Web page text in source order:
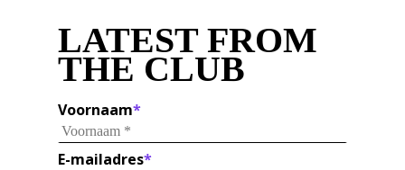
LATEST FROM
THE CLUB
Voornaam*
E-mailadres*